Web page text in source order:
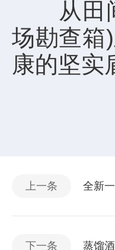
从田间
场勘查箱
康的坚实
上一条 全新
下一条 蒸馏